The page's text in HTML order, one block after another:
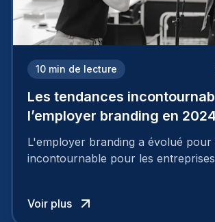
10 min de lecture
Les tendances
l’employer branding en
L'employer branding a évolué pour
incontournable pour les
Voir plus